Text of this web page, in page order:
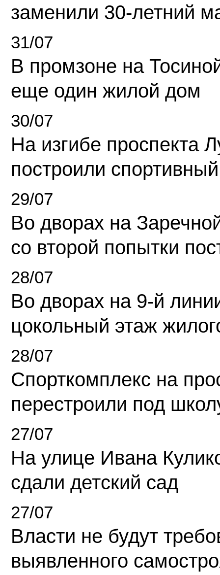
заменили 30-летний
31/07
В промзоне на
еще один жилой дом
30/07
На изгибе проспекта
построили
29/07
Во дворах на
со второй попытки
28/07
Во дворах на 9-й
цокольный этаж
28/07
Спорткомплекс на
перестроили под
27/07
На улице Ивана
сдали детский сад
27/07
Власти не будут
выявленного